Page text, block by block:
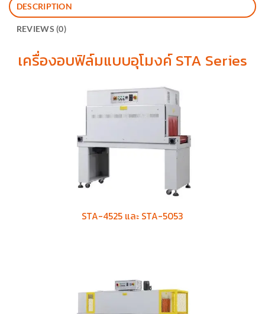
DESCRIPTION
REVIEWS (0)
เครื่องอบฟิล์มแบบอุโมงค์ STA Series
STA-4525 และ STA-5053